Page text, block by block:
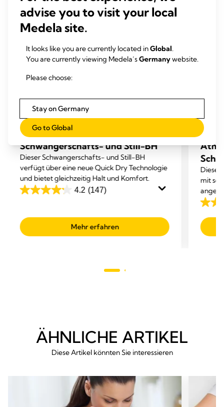
SCHWANGERSCHAFTS- & STILL-BH'S
SCHWANGERSCHAFTS- & STILLWÄSCHE
Keep Cool™ Atmungsaktiver
Schwangerschafts- und Still-BH
Dieser Schwangerschafts- und Still-BH
verfügt über eine neue Quick Dry Technologie
und bietet gleichzeitig Halt und Komfort.
4.2 (147)
4.2
5
Sternen.
Mehr erfahren
Dieser
mit
4.2
von
5
ÄHNLICHE ARTIKEL
Diese Artikel könnten Sie interessieren
advise you to visit your local
Medela site.
It looks like you are currently located inGlobal.
You are currently viewing Medela’sGermanywebsite.
Please choose:
Stay on Germany
Go to Global